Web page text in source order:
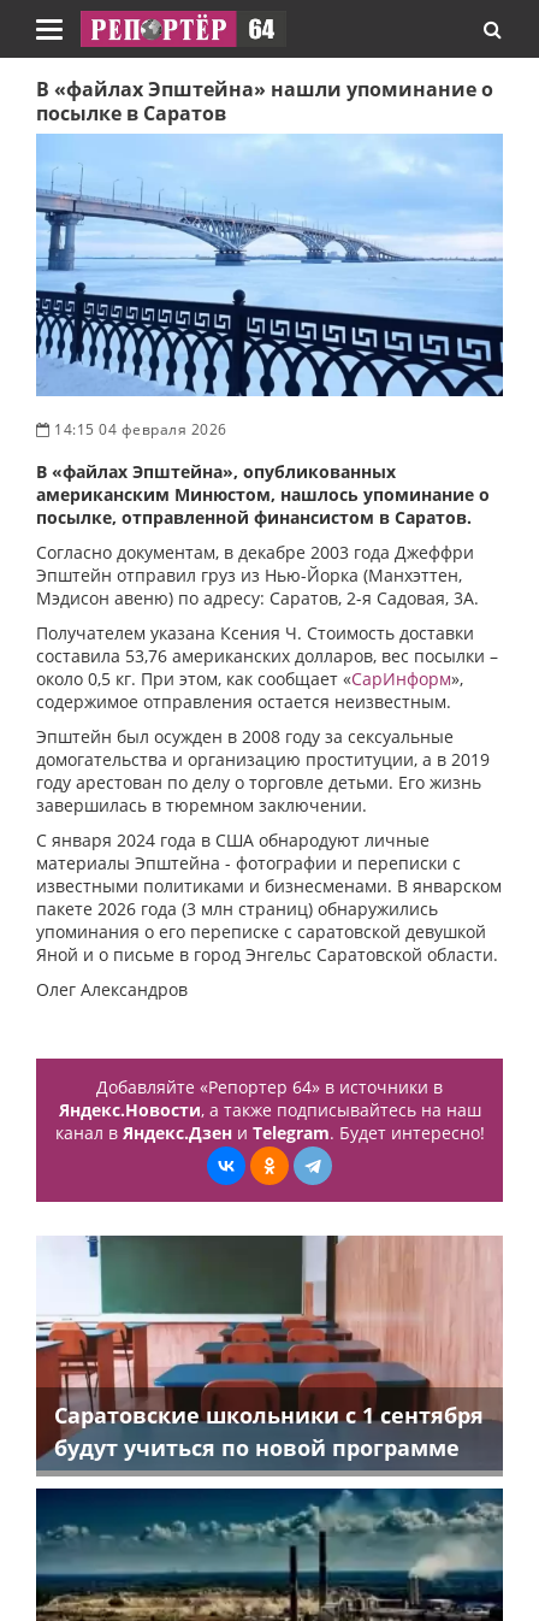
Навигация
В «файлах Эпштейна» нашли упоминание о
посылке в Саратов
14:15 04 февраля 2026
В «файлах Эпштейна», опубликованных
американским Минюстом, нашлось упоминание о
посылке, отправленной финансистом в Саратов.
Согласно документам, в декабре 2003 года Джеффри
Эпштейн отправил груз из Нью-Йорка (Манхэттен,
Мэдисон авеню) по адресу: Саратов, 2-я Садовая, 3А.
Получателем указана Ксения Ч. Стоимость доставки
составила 53,76 американских долларов, вес посылки –
около 0,5 кг. При этом, как сообщает «СарИнформ»,
содержимое отправления остается неизвестным.
Эпштейн был осужден в 2008 году за сексуальные
домогательства и организацию проституции, а в 2019
году арестован по делу о торговле детьми. Его жизнь
завершилась в тюремном заключении.
С января 2024 года в США обнародуют личные
материалы Эпштейна - фотографии и переписки с
известными политиками и бизнесменами. В январском
пакете 2026 года (3 млн страниц) обнаружились
упоминания о его переписке с саратовской девушкой
Яной и о письме в город Энгельс Саратовской области.
Олег Александров
Добавляйте «Репортер 64» в источники в
Яндекс.Новости, а также подписывайтесь на наш
канал в Яндекс.Дзени Telegram. Будет интересно!
Саратовские школьники с 1 сентября
будут учиться по новой программе